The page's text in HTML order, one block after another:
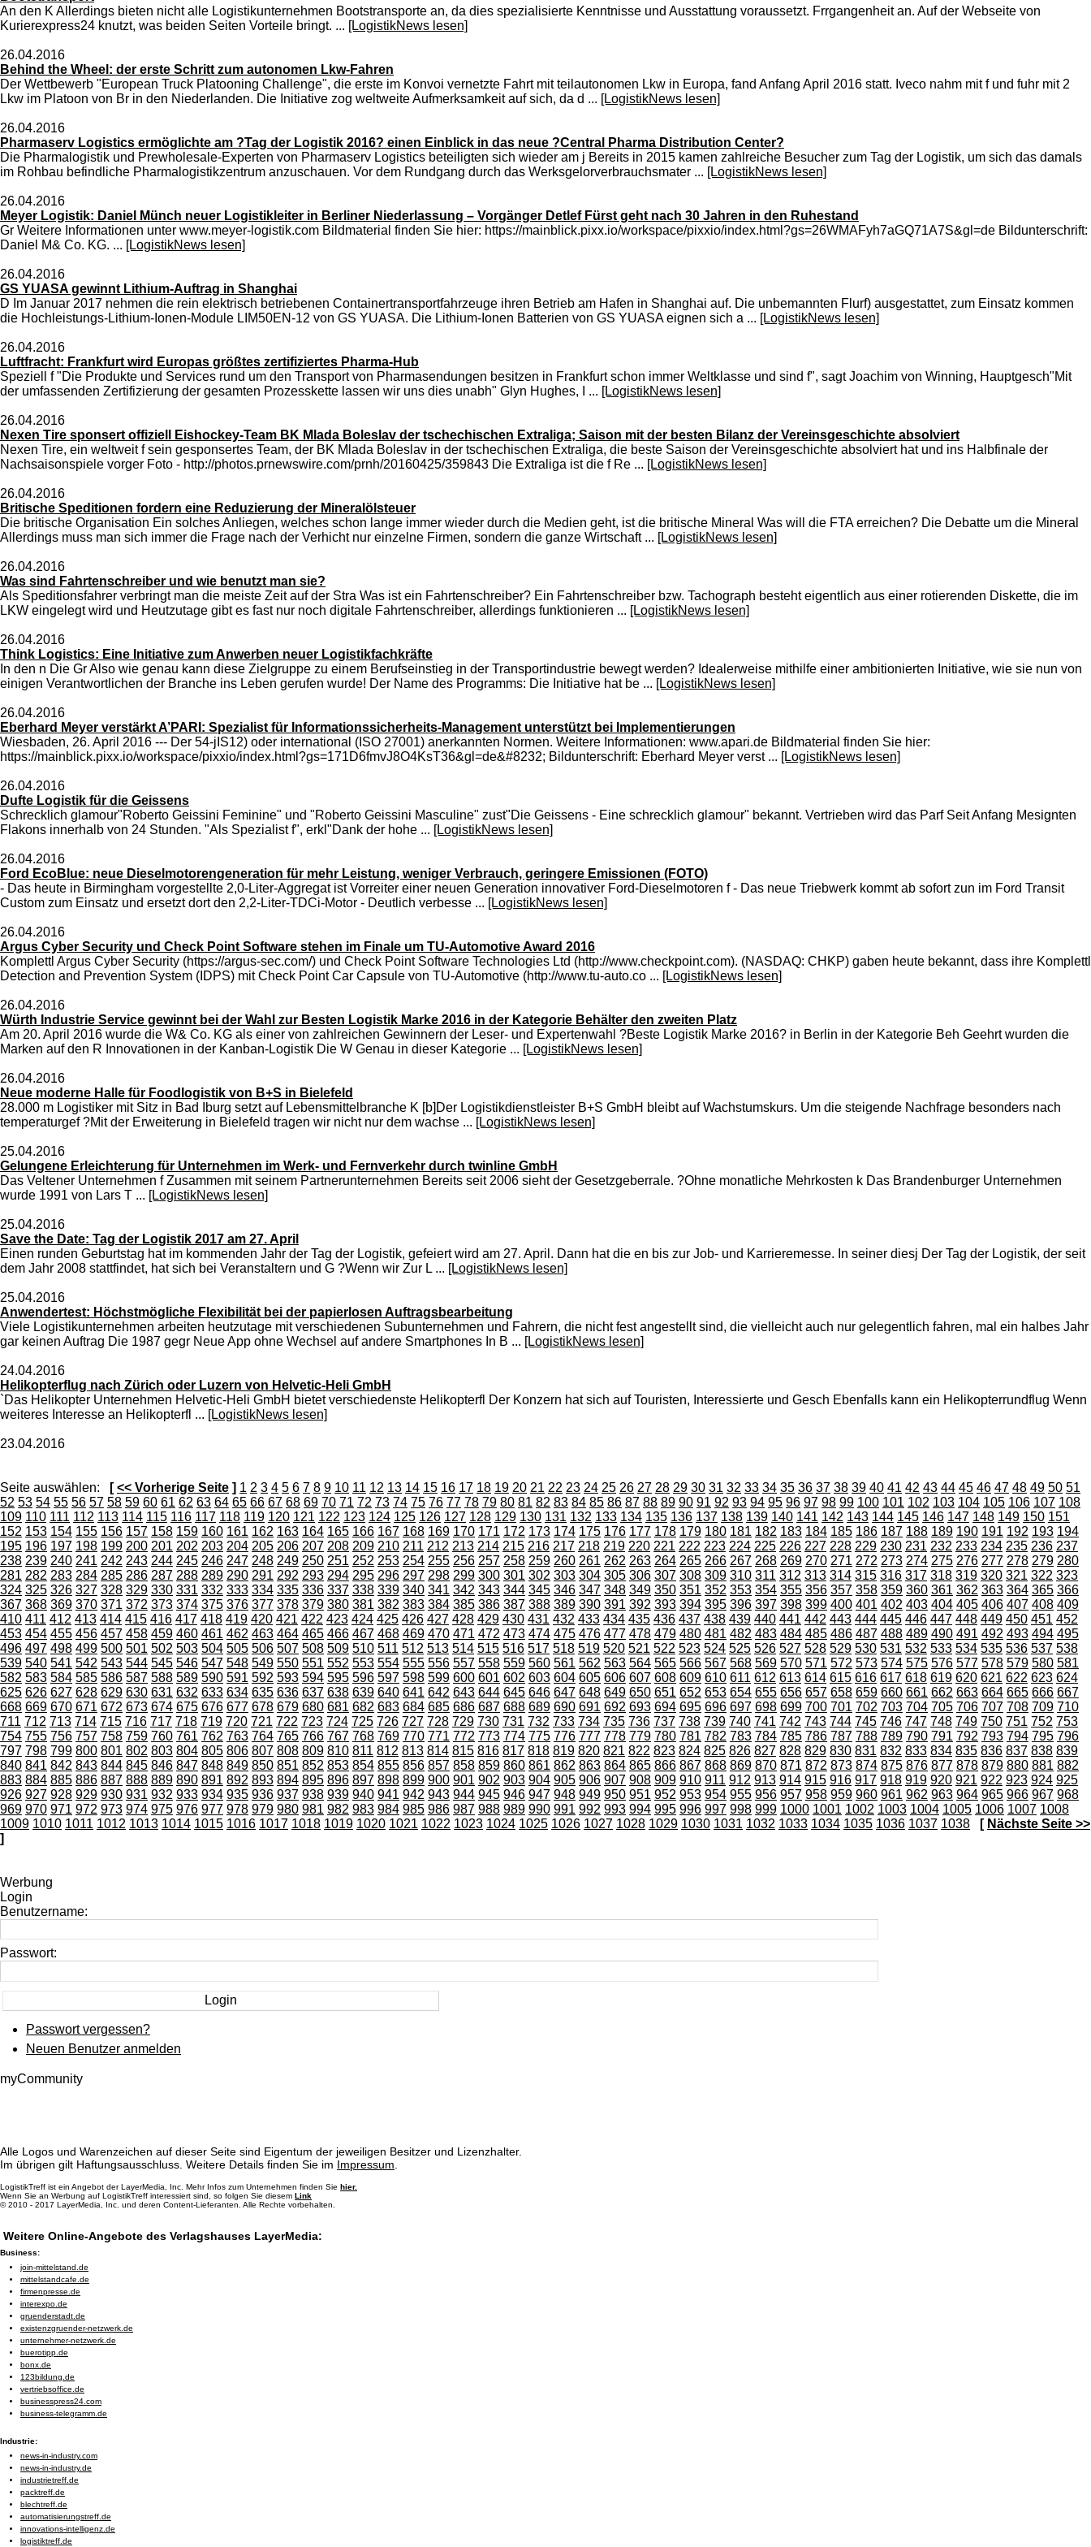
An den K Allerdings bieten nicht alle Logistikunternehmen Bootstransporte an, da dies spezialisierte Kenntnisse und Ausstattung voraussetzt. Frrgangenheit an. Auf der Webseite von
Kurierexpress24 knutzt, was beiden Seiten Vorteile bringt. ... [LogistikNews lesen]
26.04.2016
Behind the Wheel: der erste Schritt zum autonomen Lkw-Fahren
Der Wettbewerb "European Truck Platooning Challenge", die erste im Konvoi vernetzte Fahrt mit teilautonomen Lkw in Europa, fand Anfang April 2016 statt. Iveco nahm mit f und fuhr mit 2
Lkw im Platoon von Br in den Niederlanden. Die Initiative zog weltweite Aufmerksamkeit auf sich, da d ... [LogistikNews lesen]
26.04.2016
Pharmaserv Logistics ermöglichte am ?Tag der Logistik 2016? einen Einblick in das neue ?Central Pharma Distribution Center?
Die Pharmalogistik und Prewholesale-Experten von Pharmaserv Logistics beteiligten sich wieder am j Bereits in 2015 kamen zahlreiche Besucher zum Tag der Logistik, um sich das damals
im Rohbau befindliche Pharmalogistikzentrum anzuschauen. Vor dem Rundgang durch das Werksgelorverbrauchsmater ... [LogistikNews lesen]
26.04.2016
Meyer Logistik: Daniel Münch neuer Logistikleiter in Berliner Niederlassung – Vorgänger Detlef Fürst geht nach 30 Jahren in den Ruhestand
Gr Weitere Informationen unter www.meyer-logistik.com Bildmaterial finden Sie hier: https://mainblick.pixx.io/workspace/pixxio/index.html?gs=26WMAFyh7aGQ71A7S&gl=de Bildunterschrift:
Daniel M& Co. KG. ... [LogistikNews lesen]
26.04.2016
GS YUASA gewinnt Lithium-Auftrag in Shanghai
D Im Januar 2017 nehmen die rein elektrisch betriebenen Containertransportfahrzeuge ihren Betrieb am Hafen in Shanghai auf. Die unbemannten Flurf) ausgestattet, zum Einsatz kommen
die Hochleistungs-Lithium-Ionen-Module LIM50EN-12 von GS YUASA. Die Lithium-Ionen Batterien von GS YUASA eignen sich a ... [LogistikNews lesen]
26.04.2016
Luftfracht: Frankfurt wird Europas größtes zertifiziertes Pharma-Hub
Speziell f "Die Produkte und Services rund um den Transport von Pharmasendungen besitzen in Frankfurt schon immer Weltklasse und sind f", sagt Joachim von Winning, Hauptgesch"Mit
der umfassenden Zertifizierung der gesamten Prozesskette lassen wir uns dies unabh" Glyn Hughes, I ... [LogistikNews lesen]
26.04.2016
Nexen Tire sponsert offiziell Eishockey-Team BK Mlada Boleslav der tschechischen Extraliga; Saison mit der besten Bilanz der Vereinsgeschichte absolviert
Nexen Tire, ein weltweit f sein gesponsertes Team, der BK Mlada Boleslav in der tschechischen Extraliga, die beste Saison der Vereinsgeschichte absolviert hat und ins Halbfinale der
Nachsaisonspiele vorger Foto - http://photos.prnewswire.com/prnh/20160425/359843 Die Extraliga ist die f Re ... [LogistikNews lesen]
26.04.2016
Britische Speditionen fordern eine Reduzierung der Mineralölsteuer
Die britische Organisation Ein solches Anliegen, welches schon lange immer wieder durch die Medien geht, ist die britische Mineral Was will die FTA erreichen? Die Debatte um die Mineral
Allerdings muss man sich immer die Frage nach der Verhicht nur einzelne Firmen, sondern die ganze Wirtschaft ... [LogistikNews lesen]
26.04.2016
Was sind Fahrtenschreiber und wie benutzt man sie?
Als Speditionsfahrer verbringt man die meiste Zeit auf der Stra Was ist ein Fahrtenschreiber? Ein Fahrtenschreiber bzw. Tachograph besteht eigentlich aus einer rotierenden Diskette, die im
LKW eingelegt wird und Heutzutage gibt es fast nur noch digitale Fahrtenschreiber, allerdings funktionieren ... [LogistikNews lesen]
26.04.2016
Think Logistics: Eine Initiative zum Anwerben neuer Logistikfachkräfte
In den n Die Gr Also wie genau kann diese Zielgruppe zu einem Berufseinstieg in der Transportindustrie bewegt werden? Idealerweise mithilfe einer ambitionierten Initiative, wie sie nun von
einigen Verantwortlichen der Branche ins Leben gerufen wurde! Der Name des Programms: Die Initiative hat be ... [LogistikNews lesen]
26.04.2016
Eberhard Meyer verstärkt A’PARI: Spezialist für Informationssicherheits-Management unterstützt bei Implementierungen
Wiesbaden, 26. April 2016 --- Der 54-jIS12) oder international (ISO 27001) anerkannten Normen. Weitere Informationen: www.apari.de Bildmaterial finden Sie hier:
https://mainblick.pixx.io/workspace/pixxio/index.html?gs=171D6fmvJ8O4KsT36&gl=de&#8232; Bildunterschrift: Eberhard Meyer verst ... [LogistikNews lesen]
26.04.2016
Dufte Logistik für die Geissens
Schrecklich glamour"Roberto Geissini Feminine" und "Roberto Geissini Masculine" zust"Die Geissens - Eine schrecklich glamour" bekannt. Vertrieben wird das Parf Seit Anfang Mesignten
Flakons innerhalb von 24 Stunden. "Als Spezialist f", erkl"Dank der hohe ... [LogistikNews lesen]
26.04.2016
Ford EcoBlue: neue Dieselmotorengeneration für mehr Leistung, weniger Verbrauch, geringere Emissionen (FOTO)
- Das heute in Birmingham vorgestellte 2,0-Liter-Aggregat ist Vorreiter einer neuen Generation innovativer Ford-Dieselmotoren f - Das neue Triebwerk kommt ab sofort zun im Ford Transit
Custom zum Einsatz und ersetzt dort den 2,2-Liter-TDCi-Motor - Deutlich verbesse ... [LogistikNews lesen]
26.04.2016
Argus Cyber Security und Check Point Software stehen im Finale um TU-Automotive Award 2016
Komplettl Argus Cyber Security (https://argus-sec.com/) und Check Point Software Technologies Ltd (http://www.checkpoint.com). (NASDAQ: CHKP) gaben heute bekannt, dass ihre Komplettl
Detection and Prevention System (IDPS) mit Check Point Car Capsule von TU-Automotive (http://www.tu-auto.co ... [LogistikNews lesen]
26.04.2016
Würth Industrie Service gewinnt bei der Wahl zur Besten Logistik Marke 2016 in der Kategorie Behälter den zweiten Platz
Am 20. April 2016 wurde die W& Co. KG als einer von zahlreichen Gewinnern der Leser- und Expertenwahl ?Beste Logistik Marke 2016? in Berlin in der Kategorie Beh Geehrt wurden die
Marken auf den R Innovationen in der Kanban-Logistik Die W Genau in dieser Kategorie ... [LogistikNews lesen]
26.04.2016
Neue moderne Halle für Foodlogistik von B+S in Bielefeld
28.000 m Logistiker mit Sitz in Bad Iburg setzt auf Lebensmittelbranche K [b]Der Logistikdienstleister B+S GmbH bleibt auf Wachstumskurs. Um die steigende Nachfrage besonders nach
temperaturgef ?Mit der Erweiterung in Bielefeld tragen wir nicht nur dem wachse ... [LogistikNews lesen]
25.04.2016
Gelungene Erleichterung für Unternehmen im Werk- und Fernverkehr durch twinline GmbH
Das Veltener Unternehmen f Zusammen mit seinem Partnerunternehmen Bereits seit 2006 sieht der Gesetzgeberrale. ?Ohne monatliche Mehrkosten k Das Brandenburger Unternehmen
wurde 1991 von Lars T ... [LogistikNews lesen]
25.04.2016
Save the Date: Tag der Logistik 2017 am 27. April
Einen runden Geburtstag hat im kommenden Jahr der Tag der Logistik, gefeiert wird am 27. April. Dann hat die en bis zur Job- und Karrieremesse. In seiner diesj Der Tag der Logistik, der seit
dem Jahr 2008 stattfindet, hat sich bei Veranstaltern und G ?Wenn wir Zur L ... [LogistikNews lesen]
25.04.2016
Anwendertest: Höchstmögliche Flexibilität bei der papierlosen Auftragsbearbeitung
Viele Logistikunternehmen arbeiten heutzutage mit verschiedenen Subunternehmen und Fahrern, die nicht fest angestellt sind, die vielleicht auch nur gelegentlich fahren, mal ein halbes Jahr
gar keinen Auftrag Die 1987 gegr Neue App ohne Wechsel auf andere Smartphones In B ... [LogistikNews lesen]
24.04.2016
Helikopterflug nach Zürich oder Luzern von Helvetic-Heli GmbH
`Das Helikopter Unternehmen Helvetic-Heli GmbH bietet verschiedenste Helikopterfl Der Konzern hat sich auf Touristen, Interessierte und Gesch Ebenfalls kann ein Helikopterrundflug Wenn
weiteres Interesse an Helikopterfl ... [LogistikNews lesen]
23.04.2016
Seite auswählen: [<< Vorherige Seite ] 1 2 3 4 5 6 7 8 9 10 11 12 13 14 15 16 17 18 19 20 21 22 23 24 25 26 27 28 29 30 31 32 33 34 35 36 37 38 39 40 41 42 43 44 45 46 47 48 49 50 51
52 53 54 55 56 57 58 59 60 61 62 63 64 65 66 67 68 69 70 71 72 73 74 75 76 77 78 79 80 81 82 83 84 85 86 87 88 89 90 91 92 93 94 95 96 97 98 99 100 101 102 103 104 105 106 107 108
109 110 111 112 113 114 115 116 117 118 119 120 121 122 123 124 125 126 127 128 129 130 131 132 133 134 135 136 137 138 139 140 141 142 143 144 145 146 147 148 149 150 151
152 153 154 155 156 157 158 159 160 161 162 163 164 165 166 167 168 169 170 171 172 173 174 175 176 177 178 179 180 181 182 183 184 185 186 187 188 189 190 191 192 193 194
195 196 197 198 199 200 201 202 203 204 205 206 207 208 209 210 211 212 213 214 215 216 217 218 219 220 221 222 223 224 225 226 227 228 229 230 231 232 233 234 235 236 237
238 239 240 241 242 243 244 245 246 247 248 249 250 251 252 253 254 255 256 257 258 259 260 261 262 263 264 265 266 267 268 269 270 271 272 273 274 275 276 277 278 279 280
281 282 283 284 285 286 287 288 289 290 291 292 293 294 295 296 297 298 299 300 301 302 303 304 305 306 307 308 309 310 311 312 313 314 315 316 317 318 319 320 321 322 323
324 325 326 327 328 329 330 331 332 333 334 335 336 337 338 339 340 341 342 343 344 345 346 347 348 349 350 351 352 353 354 355 356 357 358 359 360 361 362 363 364 365 366
367 368 369 370 371 372 373 374 375 376 377 378 379 380 381 382 383 384 385 386 387 388 389 390 391 392 393 394 395 396 397 398 399 400 401 402 403 404 405 406 407 408 409
410 411 412 413 414 415 416 417 418 419 420 421 422 423 424 425 426 427 428 429 430 431 432 433 434 435 436 437 438 439 440 441 442 443 444 445 446 447 448 449 450 451 452
453 454 455 456 457 458 459 460 461 462 463 464 465 466 467 468 469 470 471 472 473 474 475 476 477 478 479 480 481 482 483 484 485 486 487 488 489 490 491 492 493 494 495
496 497 498 499 500 501 502 503 504 505 506 507 508 509 510 511 512 513 514 515 516 517 518 519 520 521 522 523 524 525 526 527 528 529 530 531 532 533 534 535 536 537 538
539 540 541 542 543 544 545 546 547 548 549 550 551 552 553 554 555 556 557 558 559 560 561 562 563 564 565 566 567 568 569 570 571 572 573 574 575 576 577 578 579 580 581
582 583 584 585 586 587 588 589 590 591 592 593 594 595 596 597 598 599 600 601 602 603 604 605 606 607 608 609 610 611 612 613 614 615 616 617 618 619 620 621 622 623 624
625 626 627 628 629 630 631 632 633 634 635 636 637 638 639 640 641 642 643 644 645 646 647 648 649 650 651 652 653 654 655 656 657 658 659 660 661 662 663 664 665 666 667
668 669 670 671 672 673 674 675 676 677 678 679 680 681 682 683 684 685 686 687 688 689 690 691 692 693 694 695 696 697 698 699 700 701 702 703 704 705 706 707 708 709 710
711 712 713 714 715 716 717 718 719 720 721 722 723 724 725 726 727 728 729 730 731 732 733 734 735 736 737 738 739 740 741 742 743 744 745 746 747 748 749 750 751 752 753
754 755 756 757 758 759 760 761 762 763 764 765 766 767 768 769 770 771 772 773 774 775 776 777 778 779 780 781 782 783 784 785 786 787 788 789 790 791 792 793 794 795 796
797 798 799 800 801 802 803 804 805 806 807 808 809 810 811 812 813 814 815 816 817 818 819 820 821 822 823 824 825 826 827 828 829 830 831 832 833 834 835 836 837 838 839
840 841 842 843 844 845 846 847 848 849 850 851 852 853 854 855 856 857 858 859 860 861 862 863 864 865 866 867 868 869 870 871 872 873 874 875 876 877 878 879 880 881 882
883 884 885 886 887 888 889 890 891 892 893 894 895 896 897 898 899 900 901 902 903 904 905 906 907 908 909 910 911 912 913 914 915 916 917 918 919 920 921 922 923 924 925
926 927 928 929 930 931 932 933 934 935 936 937 938 939 940 941 942 943 944 945 946 947 948 949 950 951 952 953 954 955 956 957 958 959 960 961 962 963 964 965 966 967 968
969 970 971 972 973 974 975 976 977 978 979 980 981 982 983 984 985 986 987 988 989 990 991 992 993 994 995 996 997 998 999 1000 1001 1002 1003 1004 1005 1006 1007 1008
1009 1010 1011 1012 1013 1014 1015 1016 1017 1018 1019 1020 1021 1022 1023 1024 1025 1026 1027 1028 1029 1030 1031 1032 1033 1034 1035 1036 1037 1038 [ Nächste Seite >>
]
Werbung
Login
Benutzername:
Passwort:
Passwort vergessen?
Neuen Benutzer anmelden
myCommunity
Alle Logos und Warenzeichen auf dieser Seite sind Eigentum der jeweiligen Besitzer und Lizenzhalter.
Im übrigen gilt Haftungsausschluss. Weitere Details finden Sie im Impressum.
LogistikTreff ist ein Angebot der LayerMedia, Inc. Mehr Infos zum Unternehmen finden Sie hier.
Wenn Sie an Werbung auf LogistikTreff interessiert sind, so folgen Sie diesem Link
© 2010 - 2017 LayerMedia, Inc. und deren Content-Lieferanten. Alle Rechte vorbehalten.
Weitere Online-Angebote des Verlagshauses LayerMedia:
Business:
join-mittelstand.de
mittelstandcafe.de
firmenpresse.de
interexpo.de
gruenderstadt.de
existenzgruender-netzwerk.de
unternehmer-netzwerk.de
buerotipp.de
bonx.de
123bildung.de
vertriebsoffice.de
businesspress24.com
business-telegramm.de
Industrie:
news-in-industry.com
news-in-industry.de
industrietreff.de
packtreff.de
blechtreff.de
automatisierungstreff.de
innovations-intelligenz.de
logistiktreff.de